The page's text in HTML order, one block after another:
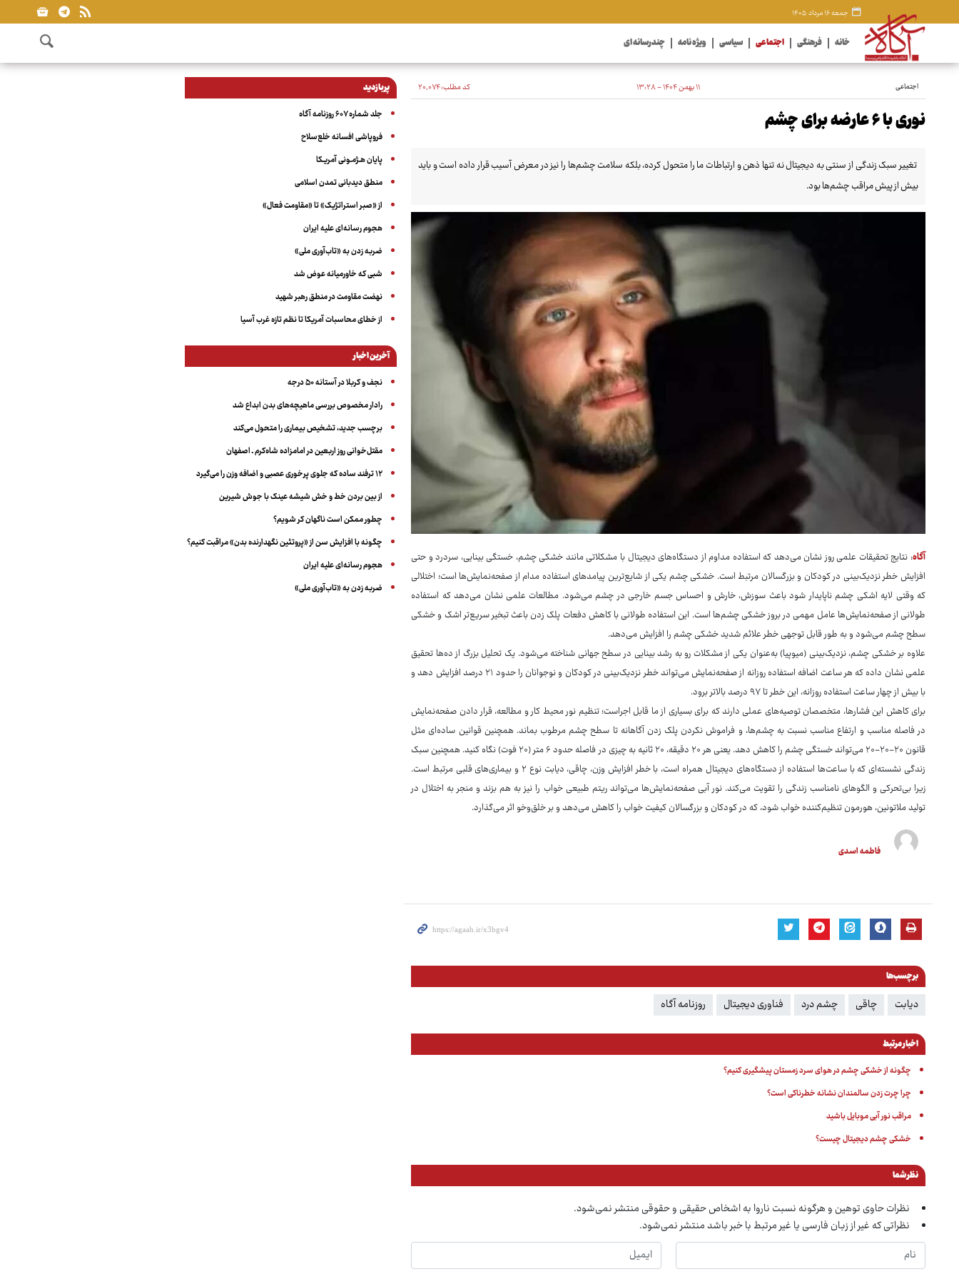
جمعه ۱۶ مرداد ۱۴۰۵
خانه فرهنگی اجتماعی سیاسی ویژه نامه چندرسانه ای
اجتماعی ۱۱ بهمن ۱۴۰۴ - ۱۳:۲۸ کد مطلب:۲۰٬۰۷۴
نوری با ۶ عارضه برای چشم
تغییر سبک زندگی از سنتی به دیجیتال نه تنها ذهن و ارتباطات ما را متحول کرده، بلکه سلامت چشم‌ها را نیز در معرض آسیب قرار داده است و باید
بیش از پیش مراقب چشم‌ها بود.
آگاه: نتایج تحقیقات علمی روز نشان می‌دهد که استفاده مداوم از دستگاه‌های دیجیتال با مشکلاتی مانند خشکی چشم، خستگی بینایی، سردرد و حتی
افزایش خطر نزدیک‌بینی در کودکان و بزرگسالان مرتبط است. خشکی چشم یکی از شایع‌ترین پیامدهای استفاده مدام از صفحه‌نمایش‌ها است؛ اختلالی
که وقتی لایه اشکی چشم ناپایدار شود باعث سوزش، خارش و احساس جسم خارجی در چشم می‌شود. مطالعات علمی نشان می‌دهد که استفاده
طولانی از صفحه‌نمایش‌ها عامل مهمی در بروز خشکی چشم‌ها است. این استفاده طولانی با کاهش دفعات پلک زدن باعث تبخیر سریع‌تر اشک و خشکی
سطح چشم می‌شود و به‌ طور قابل ‌توجهی خطر علائم شدید خشکی چشم را افزایش می‌دهد.
علاوه بر خشکی چشم، نزدیک‌بینی (میوپیا) به‌عنوان یکی از مشکلات رو به رشد بینایی در سطح جهانی شناخته می‌شود. یک تحلیل بزرگ از ده‌ها تحقیق
علمی نشان داده که هر ساعت اضافه استفاده روزانه از صفحه‌نمایش می‌تواند خطر نزدیک‌بینی در کودکان و نوجوانان را حدود ۲۱ درصد افزایش دهد و
با بیش از چهار ساعت استفاده روزانه، این خطر تا ۹۷ درصد بالاتر برود.
برای کاهش این فشارها، متخصصان توصیه‌های عملی دارند که برای بسیاری از ما قابل اجراست؛ تنظیم نور محیط کار و مطالعه، قرار دادن صفحه‌نمایش
در فاصله مناسب و ارتفاع مناسب نسبت به چشم‌ها، و فراموش نکردن پلک زدن آگاهانه تا سطح چشم مرطوب بماند. همچنین قوانین ساده‌ای مثل
قانون ۲۰‑۲۰‑۲۰ می‌تواند خستگی چشم را کاهش دهد. یعنی هر ۲۰ دقیقه، ۲۰ ثانیه به چیزی در فاصله حدود ۶ متر (۲۰ فوت) نگاه کنید. همچنین سبک
زندگی نشسته‌ای که با ساعت‌ها استفاده از دستگاه‌های دیجیتال همراه است، با خطر افزایش وزن، چاقی، دیابت نوع ۲ و بیماری‌های قلبی مرتبط است.
زیرا بی‌تحرکی و الگوهای نامناسب زندگی را تقویت می‌کند. نور آبی صفحه‌نمایش‌ها می‌تواند ریتم طبیعی خواب را نیز به هم بزند و منجر به اختلال در
تولید ملاتونین، هورمون تنظیم‌کننده خواب شود، که در کودکان و بزرگسالان کیفیت خواب را کاهش می‌دهد و بر خلق‌وخو اثر می‌گذارد.
فاطمه اسدی
برچسب‌ها
دیابت چاقی چشم درد فناوری دیجیتال روزنامه آگاه
اخبار مرتبط
چگونه از خشکی چشم در هوای سرد زمستان پیشگیری کنیم؟
چرا چرت زدن سالمندان نشانه خطرناکی است؟
مراقب نور آبی موبایل باشید
خشکی چشم دیجیتال چیست؟
نظر شما
نظرات حاوی توهین و هرگونه نسبت ناروا به اشخاص حقیقی و حقوقی منتشر نمی‌شود.
نظراتی که غیر از زبان فارسی یا غیر مرتبط با خبر باشد منتشر نمی‌شود.
پربازدید
جلد شماره ۶۰۷ روزنامه آگاه
فروپاشی افسانه خلع‌سلاح
پایان هـژمـونی آمریـکا
منطق دیدبانی تمدن اسلامی
از «صبر استراتژیک» تا «مقاومت فعال»
هجوم رسانه‌ای علیه ایران
ضربه زدن به «تاب‌آوری ملی»
شبی که خاورمیانه عوض شد
نهضت مقاومت در منطق رهبر شهید
از خطای محاسبات آمریکا تا نظم تازه غرب آسیا
آخرین اخبار
نجف و کربلا در آستانه ۵۰ درجه
رادار مخصوص بررسی ماهیچه‌های بدن ابداع شد
برچسب جدید، تشخیص بیماری را متحول می‌کند
مقتل‌خوانی روز اربعین در امامزاده شاه‌کرم ـ اصفهان
۱۲ ترفند ساده که جلوی پرخوری عصبی و اضافه ‌وزن را می‌گیرد
از بین بردن خط و خش شیشه عینک با جوش شیرین
چطور ممکن است ناگهان کر شویم؟
چگونه با افزایش سن از «پروتئین نگهدارنده بدن» مراقبت کنیم؟
هجوم رسانه‌ای علیه ایران
ضربه زدن به «تاب‌آوری ملی»